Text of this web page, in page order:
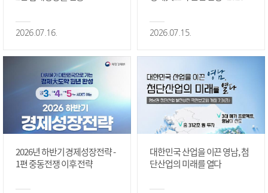
2026.07.16. 2026.07.15.
2026년 하반기 경제성장전략 -
1편 중동전쟁 이후 전략
대한민국 산업을 이끈 영남, 첨
단산업의 미래를 열다